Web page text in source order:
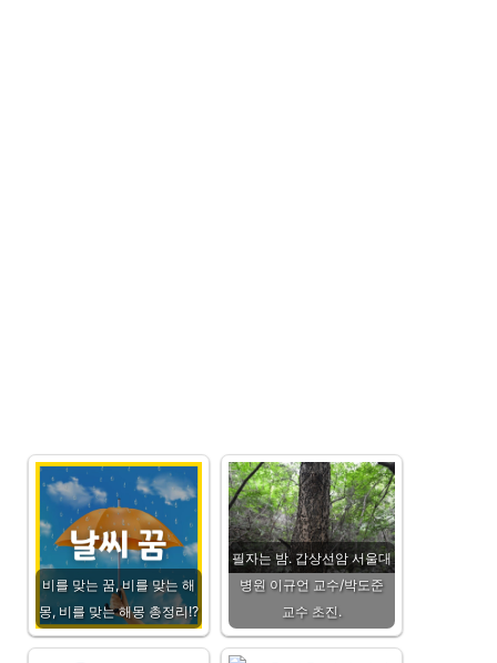
비를 맞는 꿈, 비를 맞는 해
몽, 비를 맞는 해몽 총정리!?
필자는 밤. 갑상선암 서울대
병원 이규언 교수/박도준
교수 초진.